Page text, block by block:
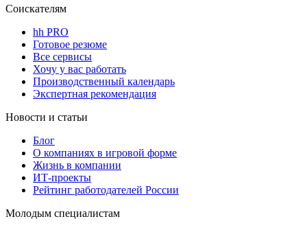
Соискателям
hh PRO
Готовое резюме
Все сервисы
Хочу у вас работать
Производственный календарь
Экспертная рекомендация
Новости и статьи
Блог
О компаниях в игровой форме
Жизнь в компании
ИТ-проекты
Рейтинг работодателей России
Молодым специалистам